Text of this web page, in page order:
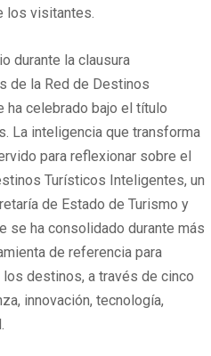
los visitantes.
durante la clausura
de la Red de Destinos
celebrado bajo el título
La inteligencia que transforma
para reflexionar sobre el
Turísticos Inteligentes, un
de Estado de Turismo y
se ha consolidado durante más
de referencia para
destinos, a través de cinco
innovación, tecnología,